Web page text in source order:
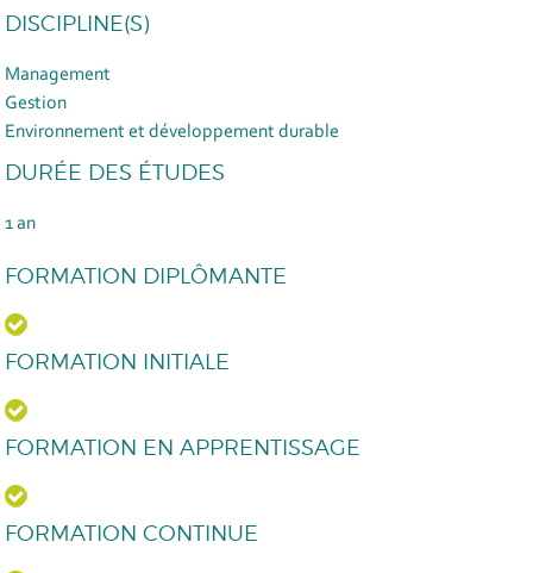
DISCIPLINE(S)
Management
Gestion
Environnement et développement durable
DURÉE DES ÉTUDES
1 an
FORMATION DIPLÔMANTE
FORMATION INITIALE
FORMATION EN APPRENTISSAGE
FORMATION CONTINUE